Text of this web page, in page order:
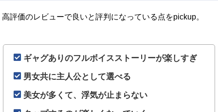
高評価のレビューで良いと評判になっている点をpickup。
ギャグありのフルボイスストーリーが楽しすぎ
男女共に主人公として選べる
美女が多くて、浮気が止まらない